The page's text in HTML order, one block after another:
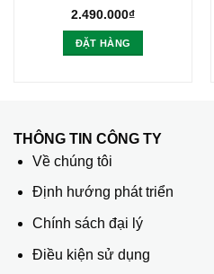
2.490.000₫
ĐẶT HÀNG
THÔNG TIN CÔNG TY
Về chúng tôi
Định hướng phát triển
Chính sách đại lý
Điều kiện sử dụng